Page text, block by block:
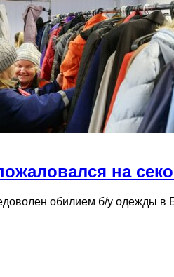
на
обилием б/у одежды в